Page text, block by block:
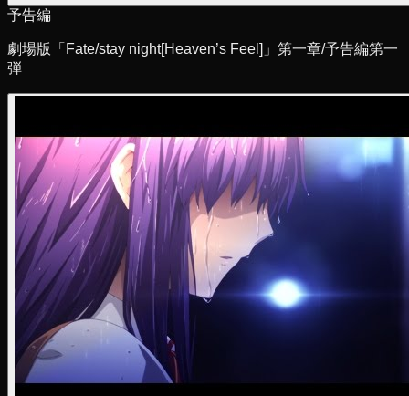
予告編
劇場版「Fate/stay night[Heaven’s Feel]」第一章/予告編第一
弾